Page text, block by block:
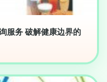
服务 破解健康边界的